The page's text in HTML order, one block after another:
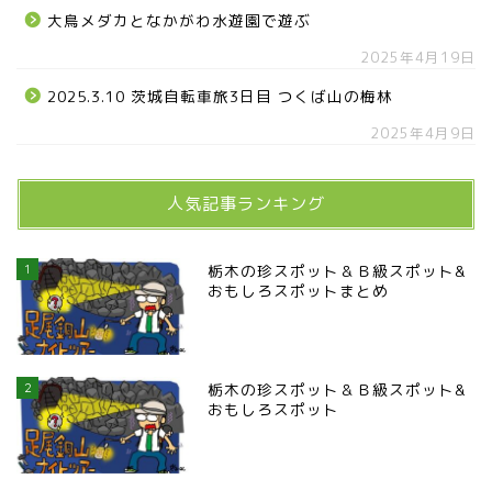
大鳥メダカとなかがわ水遊園で遊ぶ
2025年4月19日
2025.3.10 茨城自転車旅3日目 つくば山の梅林
2025年4月9日
人気記事ランキング
1
栃木の珍スポット＆Ｂ級スポット&
おもしろスポットまとめ
2
栃木の珍スポット＆Ｂ級スポット&
おもしろスポット